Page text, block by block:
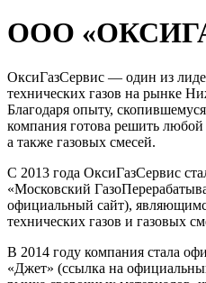
ООО
ОксиГазСервис — один из
технических газов на рынке
Благодаря опыту,
компания готова решить любой
а также газовых смесей.
С 2013 года ОксиГазСервис
«Московский
официальный сайт),
технических газов и газовых
В 2014 году компания стала
«Джет» (ссылка на